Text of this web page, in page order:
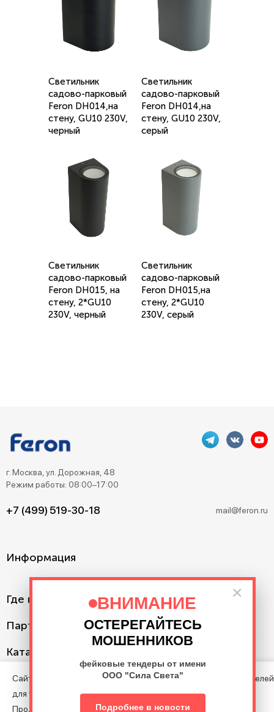
×
ВНИМАНИЕ
ОСТЕРЕГАЙТЕСЬ
МОШЕННИКОВ
фейковые тендеры от имени
ООО "Сила Света"
Подробнее в новости
Светильник
садово-парковый
Feron DH014,на
стену, GU10 230V,
черный
Светильник
садово-парковый
Feron DH014,на
стену, GU10 230V,
серый
Светильник
садово-парковый
Feron DH015, на
стену, 2*GU10
230V, черный
Светильник
садово-парковый
Feron DH015,на
стену, 2*GU10
230V, серый
г. Москва, ул. Дорожная, 48
Режим работы: 08:00–17:00
+7 (499) 519-30-18 mail@feron.ru
Информация
Где купить?
Партнерам
Каталог
©2013–2026. Все права защищены. Данный сайт носит
Сайт использует cookie с целью анализа поведения посетителей
для улучшения Сайта.
Продолжая пользоваться Сайтом, вы соглашаетесь на